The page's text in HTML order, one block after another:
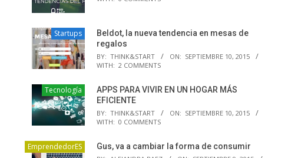
Startups
Beldot, la nueva tendencia en mesas de
regalos
BY: THINK&START ON: SEPTIEMBRE 10, 2015
WITH: 2 COMMENTS
Tecnología
APPS PARA VIVIR EN UN HOGAR MÁS
EFICIENTE
BY: THINK&START ON: SEPTIEMBRE 10, 2015
WITH: 0 COMMENTS
EmprendedorES Gus, va a cambiar la forma de consumir